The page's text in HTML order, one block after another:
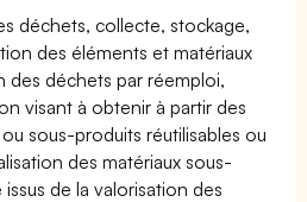
déchets, collecte, stockage,
des éléments et matériaux
des déchets par réemploi,
visant à obtenir à partir des
sous-produits réutilisables ou
des matériaux sous-
de la valorisation des